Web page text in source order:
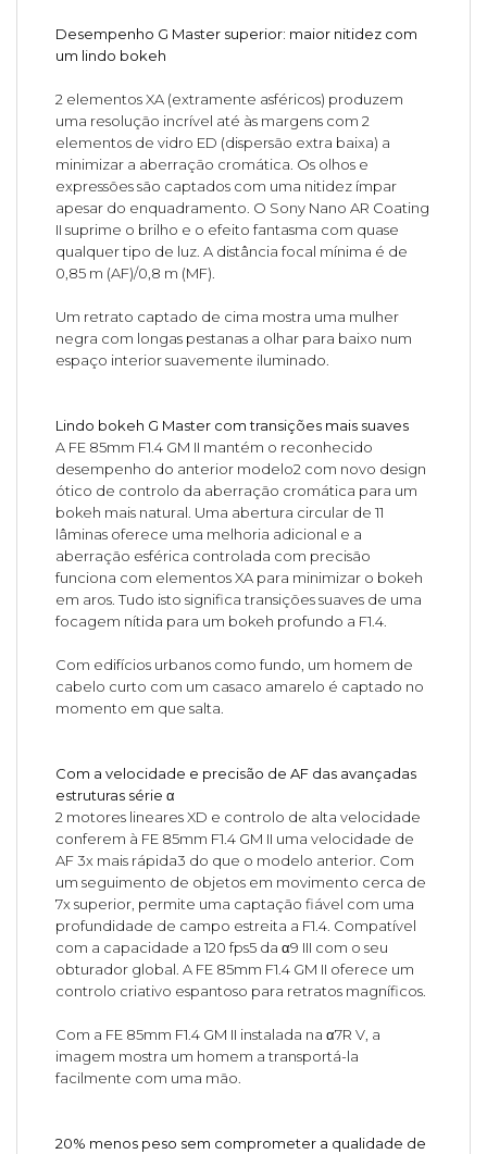
Desempenho G Master superior: maior nitidez com
um lindo bokeh
2 elementos XA (extramente asféricos) produzem
uma resolução incrível até às margens com 2
elementos de vidro ED (dispersão extra baixa) a
minimizar a aberração cromática. Os olhos e
expressões são captados com uma nitidez ímpar
apesar do enquadramento. O Sony Nano AR Coating
II suprime o brilho e o efeito fantasma com quase
qualquer tipo de luz. A distância focal mínima é de
0,85 m (AF)/0,8 m (MF).
Um retrato captado de cima mostra uma mulher
negra com longas pestanas a olhar para baixo num
espaço interior suavemente iluminado.
Lindo bokeh G Master com transições mais suaves
A FE 85mm F1.4 GM II mantém o reconhecido
desempenho do anterior modelo2 com novo design
ótico de controlo da aberração cromática para um
bokeh mais natural. Uma abertura circular de 11
lâminas oferece uma melhoria adicional e a
aberração esférica controlada com precisão
funciona com elementos XA para minimizar o bokeh
em aros. Tudo isto significa transições suaves de uma
focagem nítida para um bokeh profundo a F1.4.
Com edifícios urbanos como fundo, um homem de
cabelo curto com um casaco amarelo é captado no
momento em que salta.
Com a velocidade e precisão de AF das avançadas
estruturas série α
2 motores lineares XD e controlo de alta velocidade
conferem à FE 85mm F1.4 GM II uma velocidade de
AF 3x mais rápida3 do que o modelo anterior. Com
um seguimento de objetos em movimento cerca de
7x superior, permite uma captação fiável com uma
profundidade de campo estreita a F1.4. Compatível
com a capacidade a 120 fps5 da α9 III com o seu
obturador global. A FE 85mm F1.4 GM II oferece um
controlo criativo espantoso para retratos magníficos.
Com a FE 85mm F1.4 GM II instalada na α7R V, a
imagem mostra um homem a transportá-la
facilmente com uma mão.
20% menos peso sem comprometer a qualidade de